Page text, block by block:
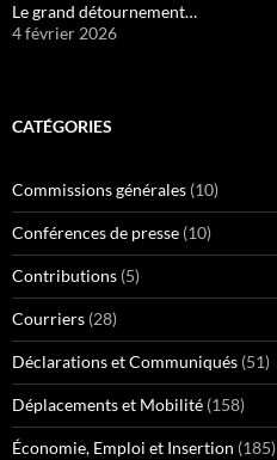
Le grand détournement…
4 février 2026
CATÉGORIES
Commissions générales (10)
Conférences de presse (10)
Contributions (5)
Courriers (28)
Déclarations et Communiqués (51)
Déplacements et Mobilité (158)
Économie, Emploi et Insertion (185)